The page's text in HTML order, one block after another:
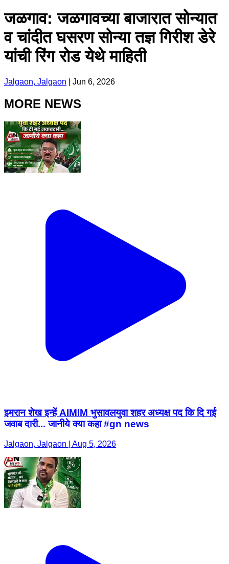
जळगाव: जळगावच्या बाजारात सोन्यात
व चांदीत घसरण सोन्या तज्ञ गिरीश डेरे
यांची रिंग रोड येथे माहिती
Jalgaon, Jalgaon Jun 6, 2026
MORE NEWS
इमरान शेख इन्हें AIMIM भुसावलयुवा शहर अध्यक्ष पद कि दि गई
जवाब दारी... जानीये क्या कहा #gn news
Jalgaon, Jalgaon | Aug 5, 2026